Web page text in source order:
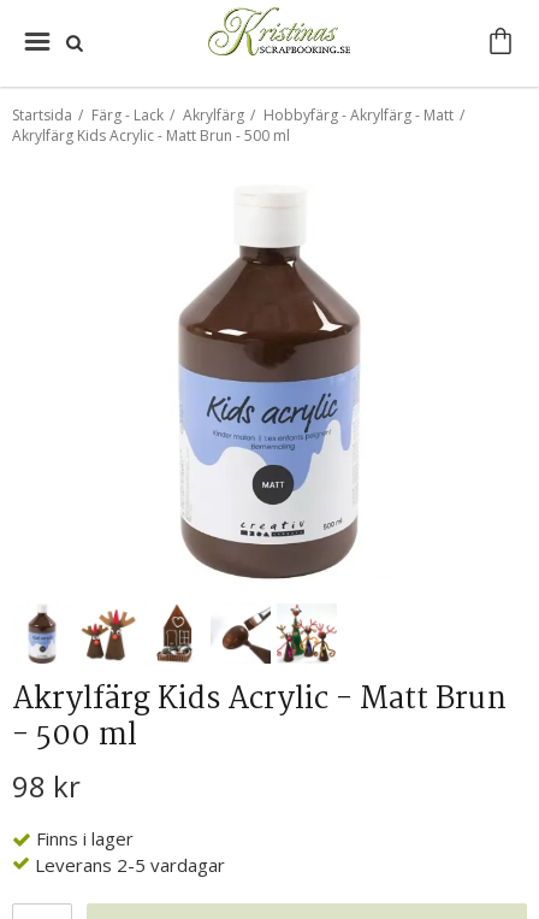
Startsida / Färg - Lack / Akrylfärg / Hobbyfärg - Akrylfärg - Matt /
Akrylfärg Kids Acrylic - Matt Brun - 500 ml
Akrylfärg Kids Acrylic - Matt Brun
- 500 ml
98 kr
Finns i lager
Leverans 2-5 vardagar